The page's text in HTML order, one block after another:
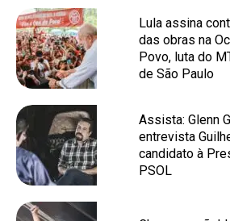
Lula assina
das obras na
Povo, luta do
de São Paulo
Assista: Glenn
entrevista
candidato à
PSOL